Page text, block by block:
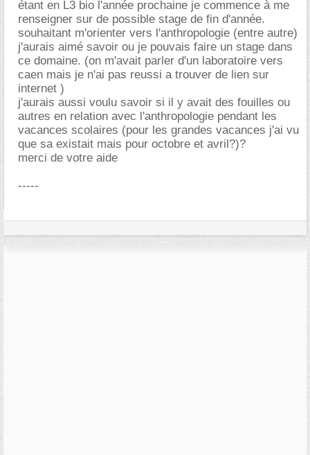
étant en L3 bio l'année prochaine je commence à me
renseigner sur de possible stage de fin d'année.
souhaitant m'orienter vers l'anthropologie (entre autre)
j'aurais aimé savoir ou je pouvais faire un stage dans
ce domaine. (on m'avait parler d'un laboratoire vers
caen mais je n'ai pas reussi a trouver de lien sur
internet )
j'aurais aussi voulu savoir si il y avait des fouilles ou
autres en relation avec l'anthropologie pendant les
vacances scolaires (pour les grandes vacances j'ai vu
que sa existait mais pour octobre et avril?)?
merci de votre aide
-----